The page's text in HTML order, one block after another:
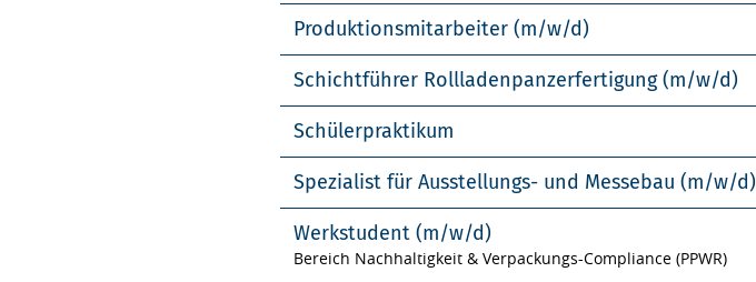
Produktionsmitarbeiter (m/w/d)
Schichtführer Rollladenpanzerfertigung (m/w/d)
Schülerpraktikum
Spezialist für Ausstellungs- und Messebau (m/w/d)
Werkstudent (m/w/d)
Bereich Nachhaltigkeit & Verpackungs-Compliance (PPWR)